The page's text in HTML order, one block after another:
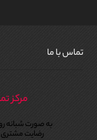
تماس با ما
مرکز
به صورت شبانه
رضایت مشتری